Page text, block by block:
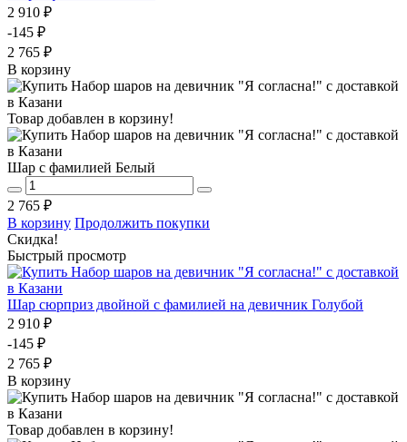
2 910 ₽
-145 ₽
2 765 ₽
В корзину
Товар добавлен в корзину!
Шар с фамилией Белый
2 765 ₽
В корзину Продолжить покупки
Скидка!
Быстрый просмотр
Шар сюрприз двойной с фамилией на девичник Голубой
2 910 ₽
-145 ₽
2 765 ₽
В корзину
Товар добавлен в корзину!